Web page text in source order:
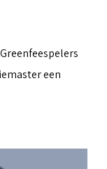
een